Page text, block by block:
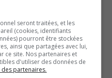
dont la générosité a fait
succès.
maintenant ouvert à
être choisis comme
la Police d’Ottawa. La
qui souhaitent peuvent
seront traitées, et les
(cookies, identifiants
pourront être stockées
ainsi que partagées avec lui,
ce site. Nos partenaires et
d'utiliser des données de
des partenaires.